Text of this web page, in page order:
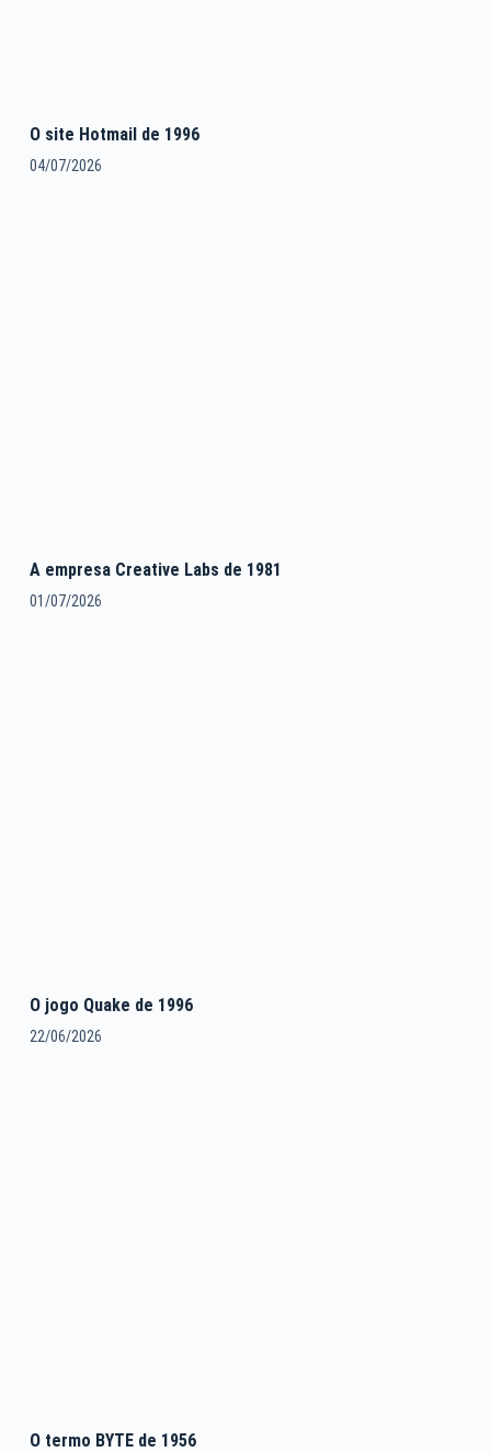
O site Hotmail de 1996
04/07/2026
A empresa Creative Labs de 1981
01/07/2026
O jogo Quake de 1996
22/06/2026
O termo BYTE de 1956